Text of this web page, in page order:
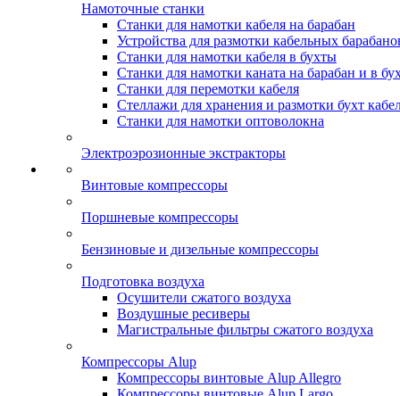
Намоточные станки
Станки для намотки кабеля на барабан
Устройства для размотки кабельных
Станки для намотки кабеля в бухты
Станки для намотки каната на барабан и в
Станки для перемотки кабеля
Стеллажи для хранения и размотки бухт
Станки для намотки оптоволокна
Электроэрозионные экстракторы
Винтовые компрессоры
Поршневые компрессоры
Бензиновые и дизельные компрессоры
Подготовка воздуха
Осушители сжатого воздуха
Воздушные ресиверы
Магистральные фильтры сжатого воздуха
Компрессоры Alup
Компрессоры винтовые Alup Allegro